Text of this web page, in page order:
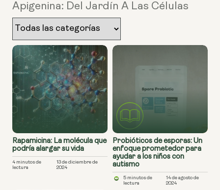
Apigenina: Del Jardín A Las Células
Rapamicina: La molécula que
podría alargar su vida
4 minutos de
lectura
13 de diciembre de
2024
Probióticos de esporas: Un
enfoque prometedor para
ayudar a los niños con
autismo
5 minutos de
lectura
14 de agosto de
2024